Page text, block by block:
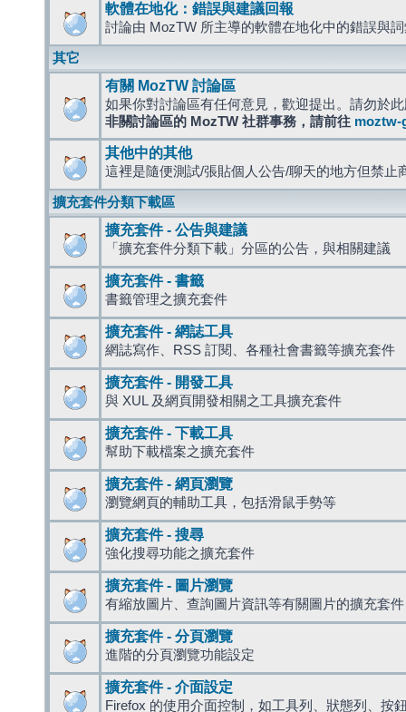
軟體在地化：錯誤與建議回報
討論由 MozTW 所主導的軟體在地化中的錯誤與
其它
有關 MozTW 討論區
如果你對討論區有任何意見，歡迎提出。請勿於
非關討論區的 MozTW 社群事務，請前往 moztw-
其他中的其他
這裡是隨便測試/張貼個人公告/聊天的地方但禁止
擴充套件分類下載區
擴充套件 - 公告與建議
「擴充套件分類下載」分區的公告，與相關建議
擴充套件 - 書籤
書籤管理之擴充套件
擴充套件 - 網誌工具
網誌寫作、RSS 訂閱、各種社會書籤等擴充套件
擴充套件 - 開發工具
與 XUL 及網頁開發相關之工具擴充套件
擴充套件 - 下載工具
幫助下載檔案之擴充套件
擴充套件 - 網頁瀏覽
瀏覽網頁的輔助工具，包括滑鼠手勢等
擴充套件 - 搜尋
強化搜尋功能之擴充套件
擴充套件 - 圖片瀏覽
有縮放圖片、查詢圖片資訊等有關圖片的擴充套件
擴充套件 - 分頁瀏覽
進階的分頁瀏覽功能設定
擴充套件 - 介面設定
Firefox 的使用介面控制，如工具列、狀態列、按